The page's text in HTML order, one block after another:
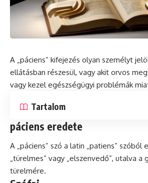
A „ páciens” kifejezés olyan személyt
ellátásban részesül, vagy akit orvos
vagy kezel egészségügyi problémák
Tartalom
páciens eredete
A „páciens” szó a latin „patiens” szóból
„türelmes” vagy „elszenvedő”, utalva a
türelmére.